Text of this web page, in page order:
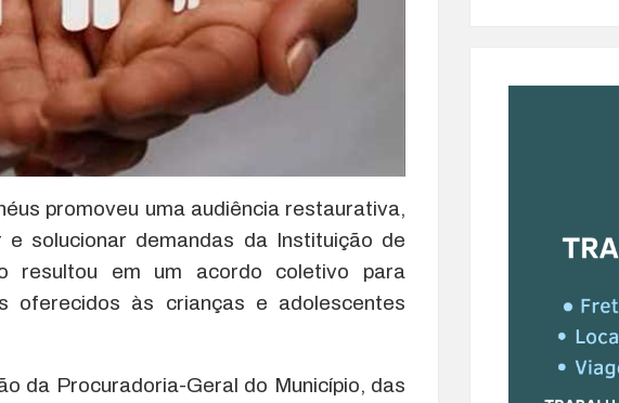
promoveu uma audiência restaurativa,
e solucionar demandas da Instituição de
resultou em um acordo coletivo para
oferecidos às crianças e adolescentes
da Procuradoria-Geral do Município, das